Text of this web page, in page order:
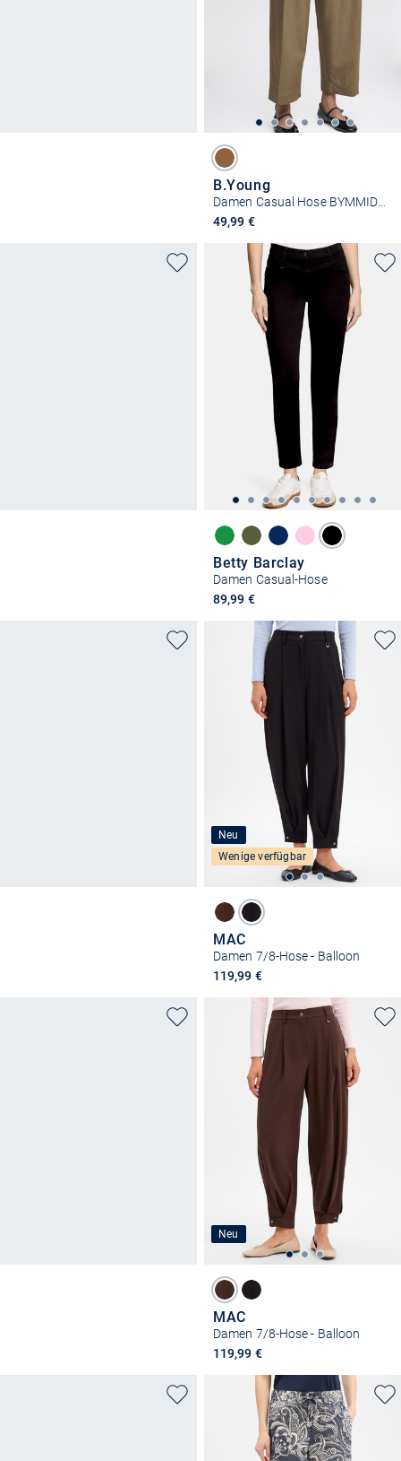
B.Young
49,99 €
Betty Barclay
Damen Casual-Hose
89,99 €
Neu
Wenige verfügbar
MAC
Damen 7/8-Hose - Balloon
119,99 €
Neu
MAC
Damen 7/8-Hose - Balloon
119,99 €